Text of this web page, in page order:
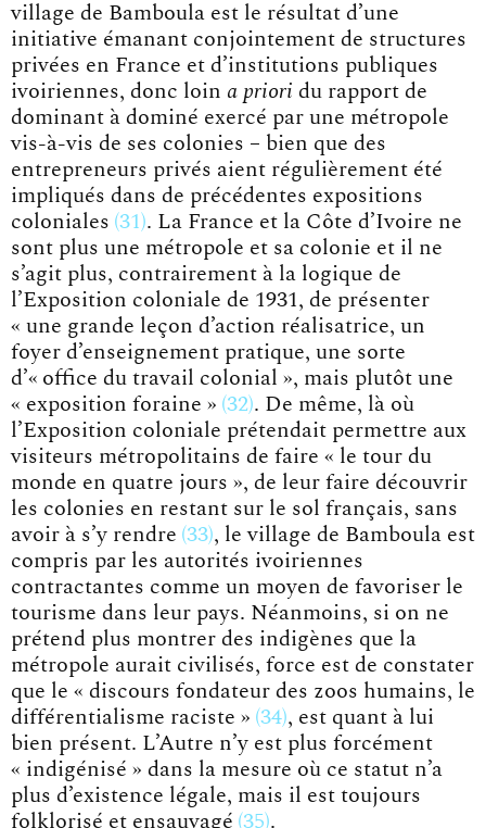
village de Bamboula est le résultat d’une
initiative émanant conjointement de structures
privées en France et d’institutions publiques
ivoiriennes, donc loin a priori du rapport de
dominant à dominé exercé par une métropole
vis-à-vis de ses colonies – bien que des
entrepreneurs privés aient régulièrement été
impliqués dans de précédentes expositions
coloniales 31 . La France et la Côte d’Ivoire ne
sont plus une métropole et sa colonie et il ne
s’agit plus, contrairement à la logique de
l’Exposition coloniale de 1931, de présenter
« une grande leçon d’action réalisatrice, un
foyer d’enseignement pratique, une sorte
d’« office du travail colonial », mais plutôt une
« exposition foraine » 32 . De même, là où
l’Exposition coloniale prétendait permettre aux
visiteurs métropolitains de faire « le tour du
monde en quatre jours », de leur faire découvrir
les colonies en restant sur le sol français, sans
avoir à s’y rendre 33 , le village de Bamboula est
compris par les autorités ivoiriennes
contractantes comme un moyen de favoriser le
tourisme dans leur pays. Néanmoins, si on ne
prétend plus montrer des indigènes que la
métropole aurait civilisés, force est de constater
que le « discours fondateur des zoos humains, le
différentialisme raciste » 34 , est quant à lui
bien présent. L’Autre n’y est plus forcément
« indigénisé » dans la mesure où ce statut n’a
plus d’existence légale, mais il est toujours
folklorisé et ensauvagé 35 .